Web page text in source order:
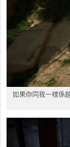
如果你同我一樣係